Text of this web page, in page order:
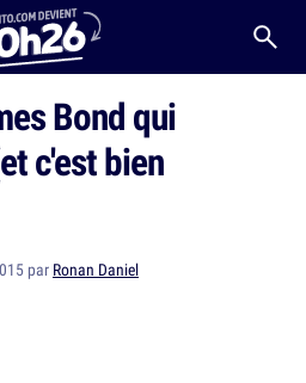
Bond qui
c'est bien
par Ronan Daniel